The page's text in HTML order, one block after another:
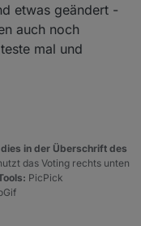
ist. Ich habe
und mich gefreut
entstanden ist.
Ahnung ´wie ich
Beschäftigung. :)
etwas geändert -
auch noch
mal und
in der Überschrift des
das Voting rechts unten
PicPick